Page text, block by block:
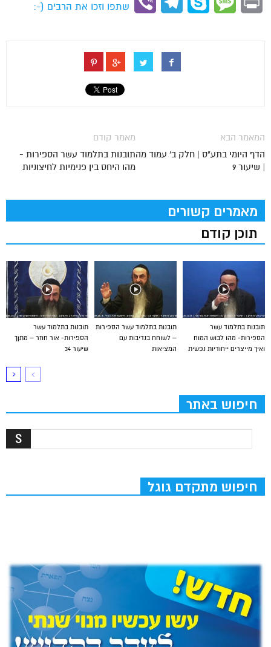
Print
Message
Skype
Telegram
Viber
שתפו וזכו את הרבים (-:
מאמר קודם
תובנות בתלמוד עשר הספירות -
מהו היחס בין פנימיות לחיצוניות
המאמר הבא
הדף היומי בתע"ס | חלק ב' עמוד מה
| שיעור 9
מאמרים קשורים
תוכן קודם
תובנות בתלמוד עשר
הספירות- אור חוזר – מתןך
שיעור 34
תובנות בתלמוד עשר הספירות
– לשוחח בנדיבות עם
המציאות
תובנות בתלמוד עשר
הספירות- מהו לבוש המוח
ואיך מייצרים ייחודיות נפשית
חיפוש באתר
חיפוש מתקדם גוגל